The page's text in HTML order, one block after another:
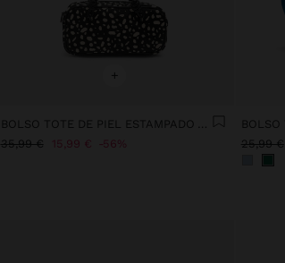
+
BOLSO TOTE DE PIEL ESTAMPADO ANIMAL
35,99 € 15,99 € 56% 25,99 €